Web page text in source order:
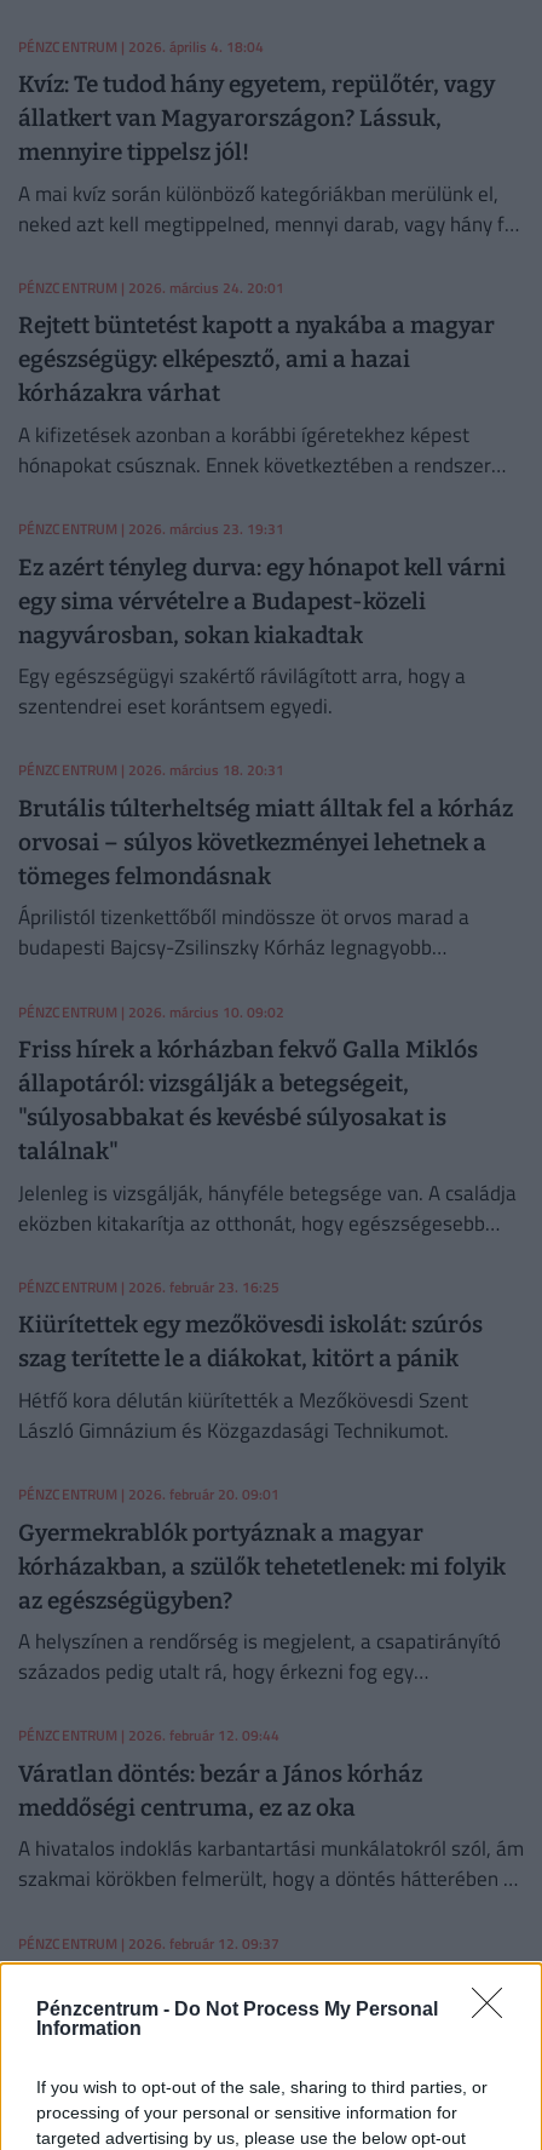
Pénzcentrum - Do Not Process My Personal
Information
If you wish to opt-out of the sale, sharing to third parties, or
processing of your personal or sensitive information for
targeted advertising by us, please use the below opt-out
jelenleg palackozott vízzel biztosítják.
PÉNZCENTRUM | 2026. április 4. 18:04
Kvíz: Te tudod hány egyetem, repülőtér, vagy
állatkert van Magyarországon? Lássuk,
mennyire tippelsz jól!
A mai kvíz során különböző kategóriákban merülünk el,
neked azt kell megtippelned, mennyi darab, vagy hány fő
PÉNZCENTRUM | 2026. március 24. 20:01
Rejtett büntetést kapott a nyakába a magyar
egészségügy: elképesztő, ami a hazai
kórházakra várhat
A kifizetések azonban a korábbi ígéretekhez képest
hónapokat csúsznak. Ennek következtében a rendszer
hitelezni.
PÉNZCENTRUM | 2026. március 23. 19:31
Ez azért tényleg durva: egy hónapot kell várni
egy sima vérvételre a Budapest-közeli
nagyvárosban, sokan kiakadtak
Egy egészségügyi szakértő rávilágított arra, hogy a
szentendrei eset korántsem egyedi.
PÉNZCENTRUM | 2026. március 18. 20:31
Brutális túlterheltség miatt álltak fel a kórház
orvosai – súlyos következményei lehetnek a
tömeges felmondásnak
Áprilistól tizenkettőből mindössze öt orvos marad a
budapesti Bajcsy-Zsilinszky Kórház legnagyobb
PÉNZCENTRUM | 2026. március 10. 09:02
Friss hírek a kórházban fekvő Galla Miklós
állapotáról: vizsgálják a betegségeit,
"súlyosabbakat és kevésbé súlyosakat is
találnak"
Jelenleg is vizsgálják, hányféle betegsége van. A családja
eközben kitakarítja az otthonát, hogy egészségesebb
PÉNZCENTRUM | 2026. február 23. 16:25
Kiürítettek egy mezőkövesdi iskolát: szúrós
szag terítette le a diákokat, kitört a pánik
Hétfő kora délután kiürítették a Mezőkövesdi Szent
László Gimnázium és Közgazdasági Technikumot.
PÉNZCENTRUM | 2026. február 20. 09:01
Gyermekrablók portyáznak a magyar
kórházakban, a szülők tehetetlenek: mi folyik
az egészségügyben?
A helyszínen a rendőrség is megjelent, a csapatirányító
százados pedig utalt rá, hogy érkezni fog egy
PÉNZCENTRUM | 2026. február 12. 09:44
Váratlan döntés: bezár a János kórház
meddőségi centruma, ez az oka
A hivatalos indoklás karbantartási munkálatokról szól, ám
szakmai körökben felmerült, hogy a döntés hátterében a
PÉNZCENTRUM | 2026. február 12. 09:37
Így hagyja cserben az állami egészségügy a
legkiszolgáltatottabbakat: újabb súlyos krízis
A járóbeteg-ellátásban olyan mértékű a szakemberhiány,
hogy a hozzáférést gyakran adminisztratív akadályok